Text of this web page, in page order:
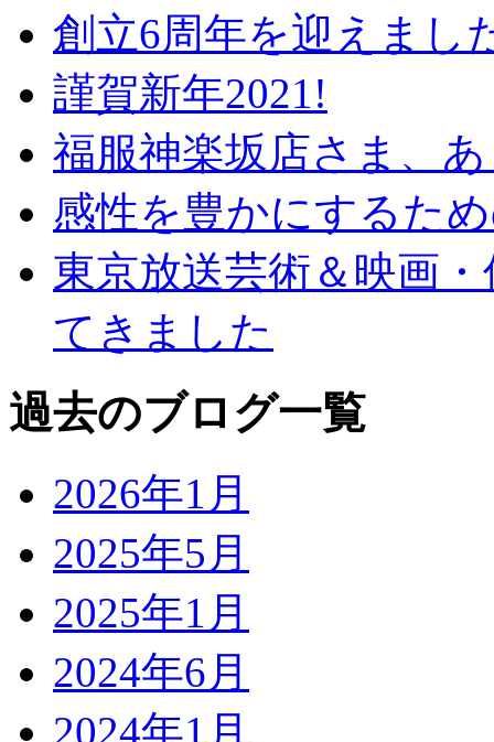
創立6周年を迎えまし
謹賀新年2021!
福服神楽坂店さま、
感性を豊かにするた
東京放送芸術＆映画
てきました
過去のブログ一覧
2026年1月
2025年5月
2025年1月
2024年6月
2024年1月